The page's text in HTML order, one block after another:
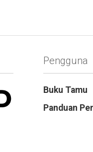
Pengguna
Buku Tamu
Panduan